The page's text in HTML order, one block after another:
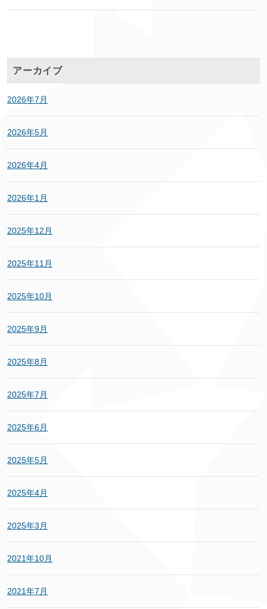
アーカイブ
2026年7月
2026年5月
2026年4月
2026年1月
2025年12月
2025年11月
2025年10月
2025年9月
2025年8月
2025年7月
2025年6月
2025年5月
2025年4月
2025年3月
2021年10月
2021年7月